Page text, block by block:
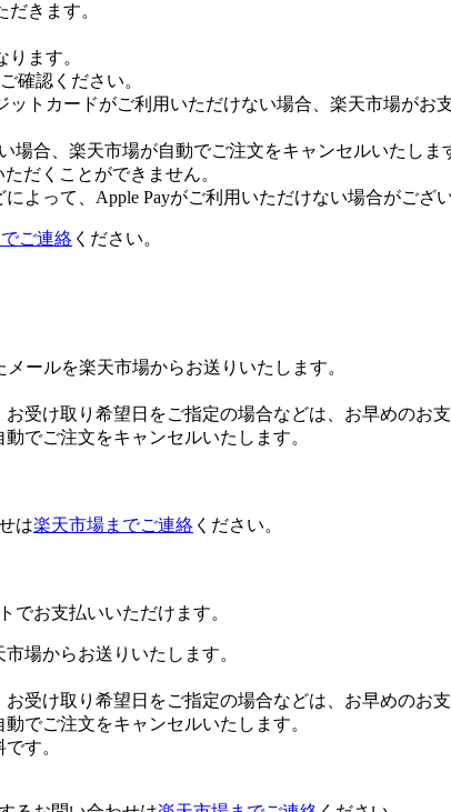
きます。
ます。
確認ください。
ットカードがご利用いただけない場合、楽天市場が
合、楽天市場が自動でご注文をキャンセルいたしま
だくことができません。
よって、Apple Payがご利用いただけない場合がござい
ご連絡 ください。
ールを楽天市場からお送りいたします。
受け取り希望日をご指定の場合などは、お早めのお
でご注文をキャンセルいたします。
は楽天市場までご連絡 ください。
でお支払いいただけます。
場からお送りいたします。
受け取り希望日をご指定の場合などは、お早めのお
でご注文をキャンセルいたします。
す。